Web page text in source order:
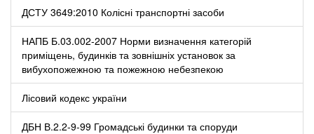
ДСТУ 3649:2010 Колісні транспортні засоби
НАПБ Б.03.002-2007 Норми визначення категорій
приміщень, будинків та зовнішніх установок за
вибухопожежною та пожежною небезпекою
Лісовий кодекс україни
ДБН В.2.2-9-99 Громадські будинки та споруди